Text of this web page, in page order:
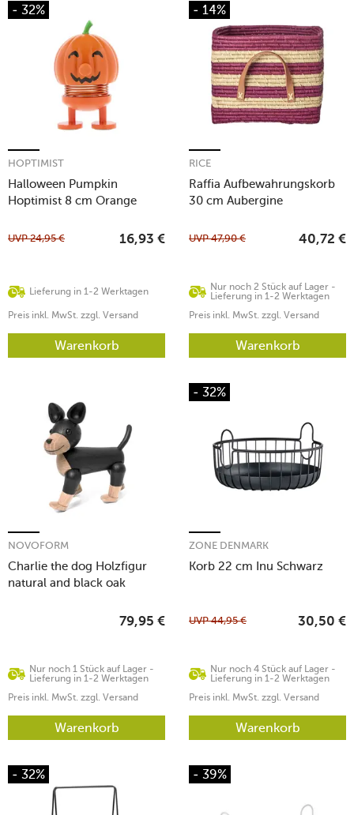
- 32%
Halloween Pumpkin
Hoptimist 8 cm Orange
HOPTIMIST
Lieferung in 1-2 Werktagen
UVP24,95 € 16,93 €
Preis inkl. MwSt. zzgl. Versand
Warenkorb
- 14%
Raffia Aufbewahrungskorb
30 cm Aubergine
RICE
Nur noch 2 Stück auf Lager -
Lieferung in 1-2 Werktagen
UVP47,90 € 40,72 €
Preis inkl. MwSt. zzgl. Versand
Warenkorb
Charlie the dog Holzfigur
natural and black oak
NOVOFORM
Nur noch 1 Stück auf Lager -
Lieferung in 1-2 Werktagen
79,95 €
Preis inkl. MwSt. zzgl. Versand
Warenkorb
- 32%
Korb 22 cm Inu Schwarz
ZONE DENMARK
Nur noch 4 Stück auf Lager -
Lieferung in 1-2 Werktagen
UVP44,95 € 30,50 €
Preis inkl. MwSt. zzgl. Versand
Warenkorb
- 32% - 39%